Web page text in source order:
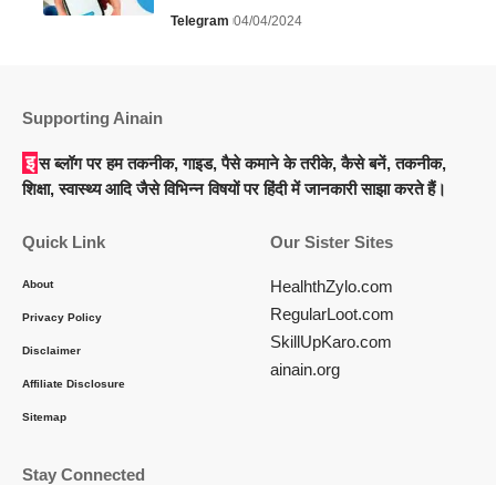
Telegram 04/04/2024
Supporting Ainain
इस ब्लॉग पर हम तकनीक, गाइड, पैसे कमाने के तरीके, कैसे बनें, तकनीक,
शिक्षा, स्वास्थ्य आदि जैसे विभिन्न विषयों पर हिंदी में जानकारी साझा करते हैं।
Quick Link
About
Privacy Policy
Disclaimer
Affiliate Disclosure
Sitemap
Our Sister Sites
HealhthZylo.com
RegularLoot.com
SkillUpKaro.com
ainain.org
Stay Connected